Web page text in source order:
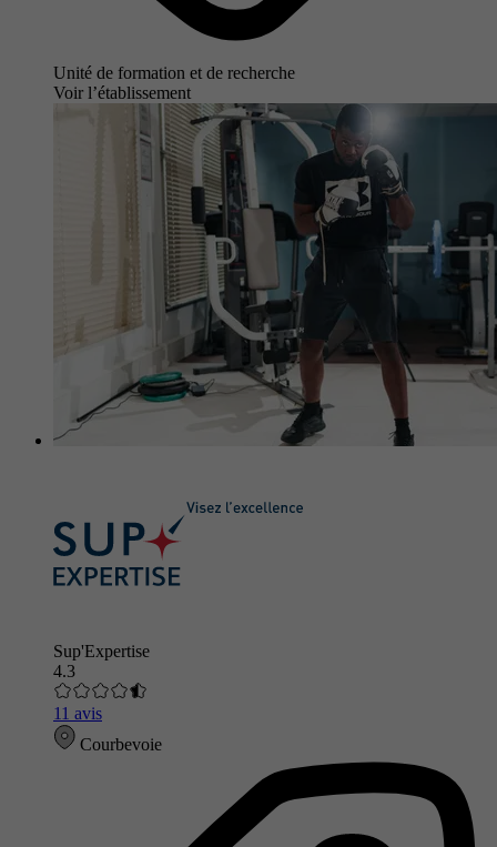
Unité de formation et de recherche
Voir l’établissement
Sup'Expertise
4.3
11 avis
Courbevoie